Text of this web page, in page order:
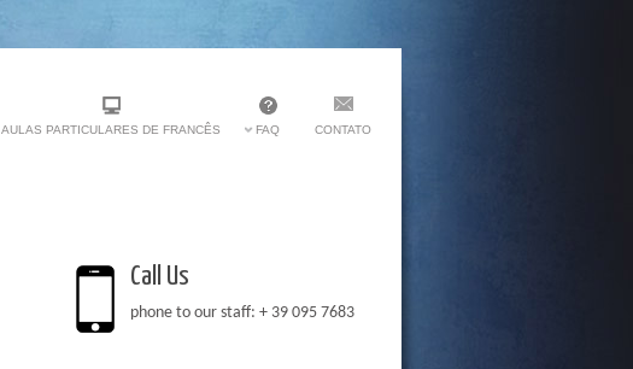
AULAS PARTICULARES DE FRANCÊS FAQ CONTATO
Call Us
phone to our staff: + 39 095 7683